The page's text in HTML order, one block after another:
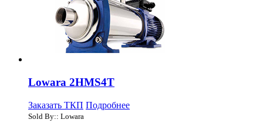
Lowara 2HMS4T
Заказать ТКП Подробнее
Sold By:: Lowara